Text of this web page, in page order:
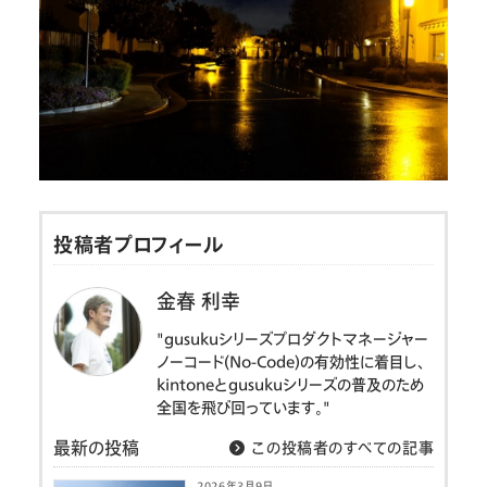
投稿者プロフィール
金春 利幸
"gusukuシリーズプロダクトマネージャー
ノーコード(No-Code)の有効性に着目し、
kintoneとgusukuシリーズの普及のため
全国を飛び回っています。"
最新の投稿 この投稿者のすべての記事